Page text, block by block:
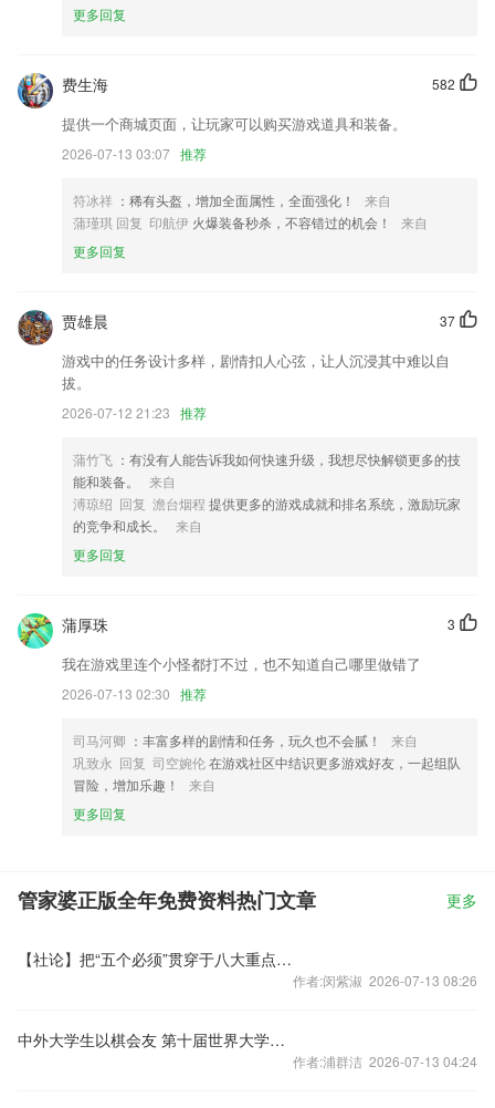
改善港澳台用户购票体验
还是那句话，祝2020年顺利；
【修复】修复了一些问题
新增壁纸模块
联系我们
以上就是管家婆正版全年免费资料的介绍，如果您喜欢这款软件，您可以
更多回复
582
费生海
提供一个商城页面，让玩家可以购买游戏道具和装备。
2026-07-13 03:07 推荐
符冰祥 ：稀有头盔，增加全面属性，全面强化！
来自
蒲瑾琪 回复 印航伊 火爆装备秒杀，不容错过的机会！
来自
更多回复
37
贾雄晨
游戏中的任务设计多样，剧情扣人心弦，让人沉浸其中难以自
拔。
2026-07-12 21:23 推荐
蒲竹飞 ：有没有人能告诉我如何快速升级，我想尽快解锁更多的技
能和装备。
来自
溥琼绍 回复 澹台烟程 提供更多的游戏成就和排名系统，激励玩家
的竞争和成长。
来自
更多回复
3
蒲厚珠
我在游戏里连个小怪都打不过，也不知道自己哪里做错了
2026-07-13 02:30 推荐
司马河卿 ：丰富多样的剧情和任务，玩久也不会腻！
来自
巩致永 回复 司空婉伦在游戏社区中结识更多游戏好友，一起组队
冒险，增加乐趣！
来自
更多回复
管家婆正版全年免费资料热门文章 更多
【社论】把“五个必须”贯穿于八大重点任务之中
作者:闵紫淑 2026-07-13 08:26
中外大学生以棋会友 第十届世界大学生围棋锦标赛落幕
作者:浦群洁 2026-07-13 04:24